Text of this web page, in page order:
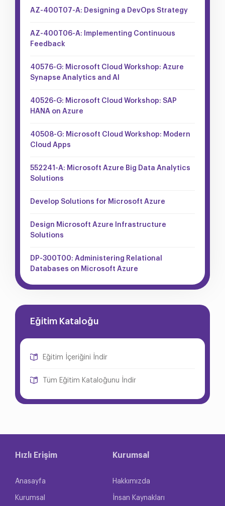
AZ-400T07-A: Designing a DevOps Strategy
AZ-400T06-A: Implementing Continuous
Feedback
40576-G: Microsoft Cloud Workshop: Azure
Synapse Analytics and AI
40526-G: Microsoft Cloud Workshop: SAP
HANA on Azure
40508-G: Microsoft Cloud Workshop: Modern
Cloud Apps
552241-A: Microsoft Azure Big Data Analytics
Solutions
Develop Solutions for Microsoft Azure
Design Microsoft Azure Infrastructure
Solutions
DP-300T00: Administering Relational
Databases on Microsoft Azure
Eğitim Kataloğu
Eğitim İçeriğini İndir
Tüm Eğitim Kataloğunu İndir
Hızlı Erişim
Anasayfa
Kurumsal
Kurumsal
Hakkımızda
İnsan Kaynakları